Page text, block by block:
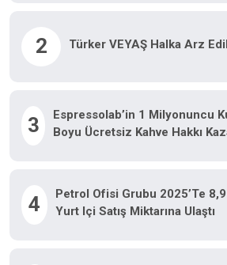
2 Türker VEYAŞ Halka Arz
3
Espressolab’in 1 Milyonuncu
Boyu Ücretsiz Kahve Hakkı
4
Petrol Ofisi Grubu 2025’te
Yurt Içi Satış Miktarına Ulaştı